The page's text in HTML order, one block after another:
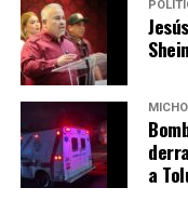
son más los
interponer una
autoridad.
a